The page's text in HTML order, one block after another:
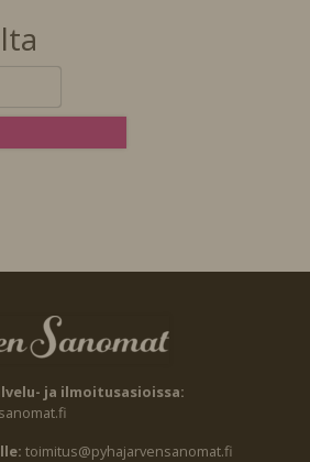
ja ilmoitusasioissa:
toimitus@pyhajarvensanomat.fi